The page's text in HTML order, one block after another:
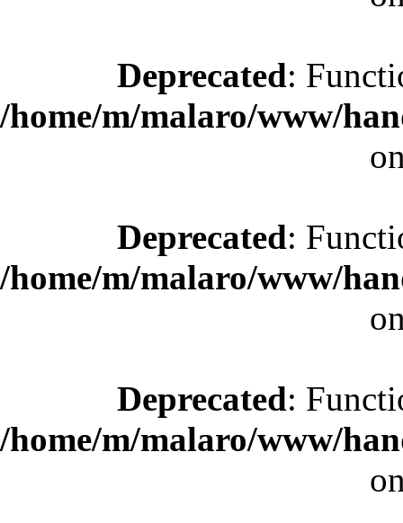
Deprecated:
/home/m/malaro/www/
Deprecated:
/home/m/malaro/www/
Deprecated:
/home/m/malaro/www/